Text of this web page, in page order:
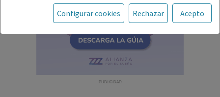
referida a productos del mercado español y, por
tanto, dirigida a profesionales sanitarios legalmente
facultados para prescribir o dispensar medicamentos
con ejercicio profesional. La información técnica de los
fármacos se facilita a título meramente informativo,
Configurar cookies Rechazar Acepto
PUBLICIDAD